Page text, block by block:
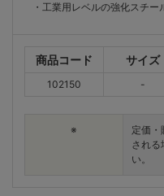
・工業用レベルの強化スチー
商品コード サイズ
102150 -
※
定価・
される
い。